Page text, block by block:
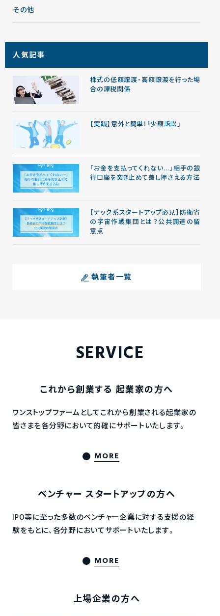
その他
人気記事
株式の低額譲渡・高額譲渡を行った場
合の課税関係
【実践】意外と簡単！「少額訴訟」
「お金を支払ってくれない…」相手の銀
行口座を突き止めて差し押さえる方法
【テック系スタートアップ必見】防衛省
の宇宙作戦集団とは？公共調達の留
意点
執筆者一覧
SERVICE
これから創業する 起業家の方へ
ワンストップファームとしてこれから創業される起業家の
皆さまを各分野において的確にサポートいたします。
MORE
ベンチャー スタートアップの方へ
IPO等に至った多数のベンチャー企業に対する支援の経
験をもとに、各分野においてサポートいたします。
MORE
上場企業の方へ